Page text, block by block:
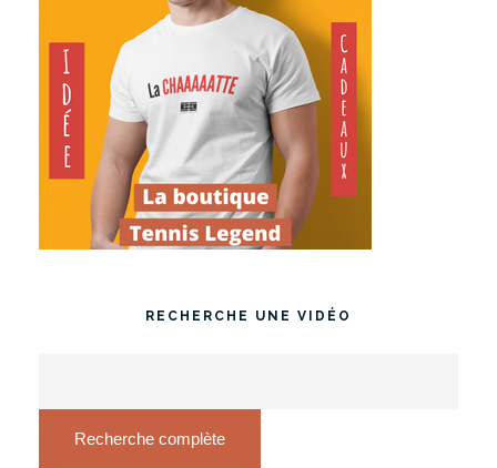
RECHERCHE UNE VIDÉO
Recherche complète